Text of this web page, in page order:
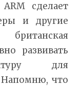
сделает
и другие
британская
развивать
для
что